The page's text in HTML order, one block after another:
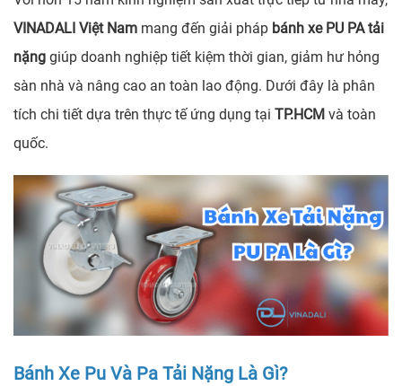
VINADALI Việt Nam mang đến giải pháp bánh xe PU PA tải
nặng giúp doanh nghiệp tiết kiệm thời gian, giảm hư hỏng
sàn nhà và nâng cao an toàn lao động. Dưới đây là phân
tích chi tiết dựa trên thực tế ứng dụng tại TP.HCM và toàn
quốc.
Bánh Xe Pu Và Pa Tải Nặng Là Gì?